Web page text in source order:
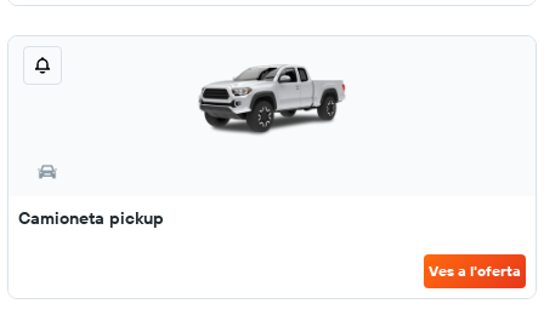
Camioneta pickup
Ves a l'oferta